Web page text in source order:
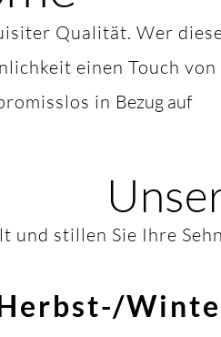
Qualität. Wer
einen Touch von
in Bezug auf
und stillen Sie Ihre